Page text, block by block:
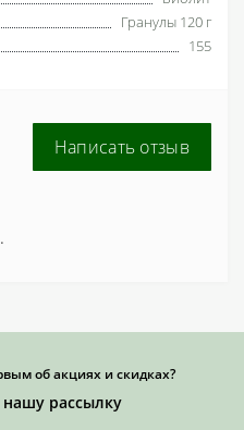
Гранулы 120 г
155
Написать отзыв
об акциях и скидках?
рассылку